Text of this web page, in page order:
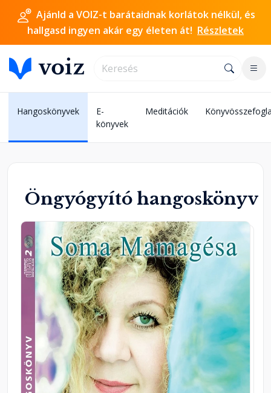
Ajánld a VOIZ-t barátaidnak korlátok nélkül, és
hallgasd ingyen akár egy életen át! Részletek
Hangoskönyvek
E-
könyvek
Meditációk
Öngyógyító hangoskönyv